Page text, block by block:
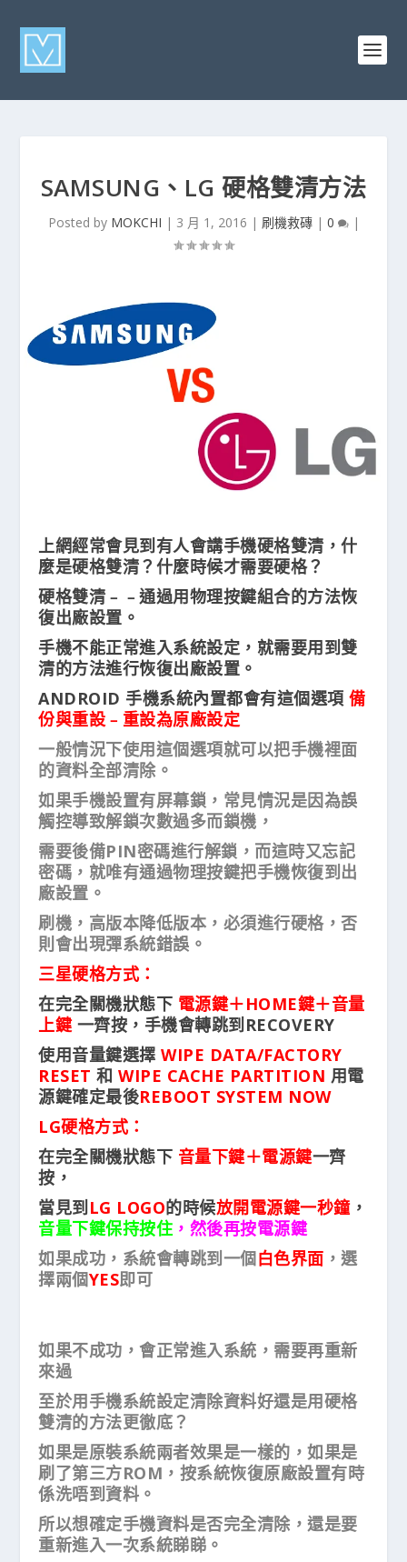
SAMSUNG、LG 硬格雙清方法
Posted by MOKCHI | 3 月 1, 2016 | 刷機救磚| 0 |
上網經常會見到有人會講手機硬格雙清，什
麼是硬格雙清？什麼時候才需要硬格？
硬格雙清﹣﹣通過用物理按鍵組合的方法恢
復出廠設置。
手機不能正常進入系統設定，就需要用到雙
清的方法進行恢復出廠設置。
ANDROID 手機系統內置都會有這個選項備
份與重設﹣重設為原廠設定
一般情況下使用這個選項就可以把手機裡面
的資料全部清除。
如果手機設置有屏幕鎖，常見情況是因為誤
觸控導致解鎖次數過多而鎖機，
需要後備PIN密碼進行解鎖，而這時又忘記
密碼，就唯有通過物理按鍵把手機恢復到出
廠設置。
刷機，高版本降低版本，必須進行硬格，否
則會出現彈系統錯誤。
三星硬格方式：
在完全關機狀態下 電源鍵＋HOME鍵＋音量
上鍵一齊按，手機會轉跳到RECOVERY
使用音量鍵選擇WIPE DATA/FACTORY
RESET 和WIPE CACHE PARTITION 用電
源鍵確定最後REBOOT SYSTEM NOW
LG硬格方式：
在完全關機狀態下 音量下鍵＋電源鍵一齊
按，
當見到 LG LOGO的時候放開電源鍵一秒鐘，
音量下鍵保持按住 ，然後再按電源鍵
如果成功，系統會轉跳到一個白色界面 ，選
擇兩個YES即可
如果不成功，會正常進入系統，需要再重新
來過
至於用手機系統設定清除資料好還是用硬格
雙清的方法更徹底？
如果是原裝系統兩者效果是一樣的，如果是
刷了第三方ROM，按系統恢復原廠設置有時
係洗唔到資料。
所以想確定手機資料是否完全清除，還是要
重新進入一次系統睇睇。